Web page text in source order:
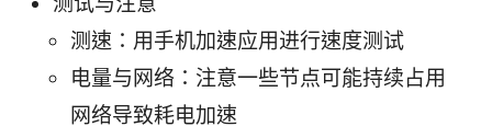
测速：用手机加速应用进行速度测试
电量与网络：注意一些节点可能持续占用
网络导致耗电加速